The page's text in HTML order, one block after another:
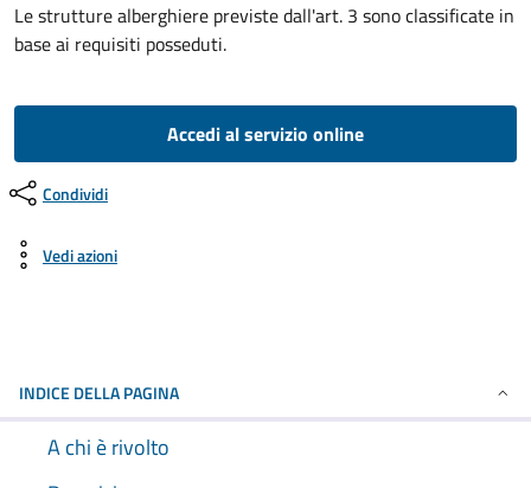
Le strutture alberghiere previste dall'art. 3 sono classificate in
base ai requisiti posseduti.
Accedi al servizio online
Condividi
Vedi azioni
INDICE DELLA PAGINA
A chi è rivolto